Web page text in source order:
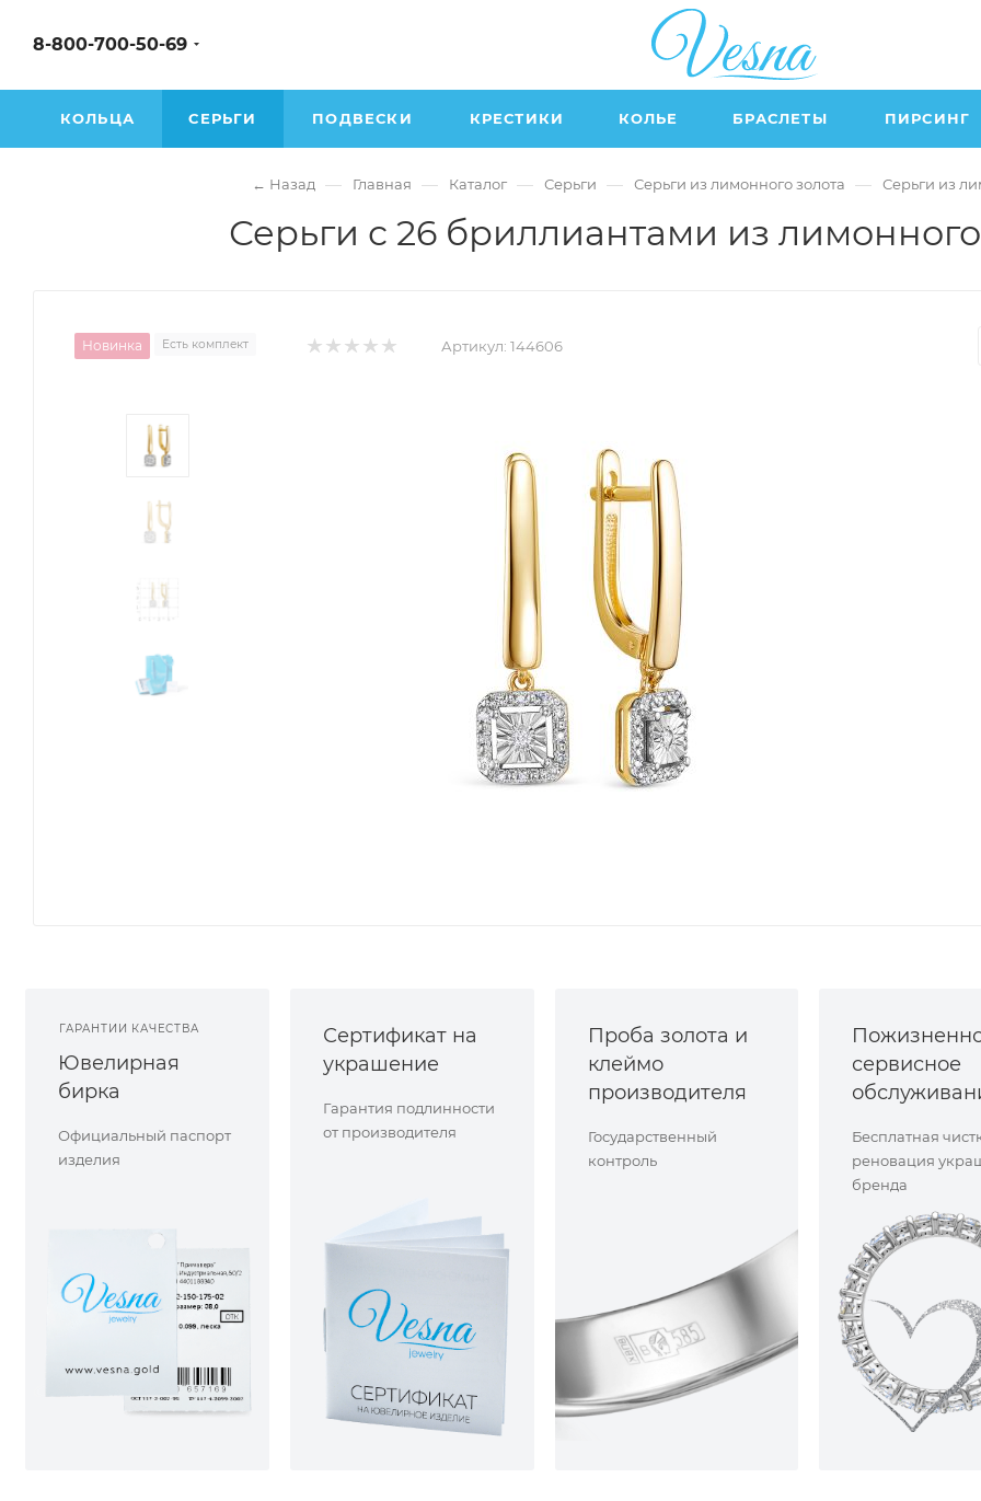
8-800-700-50-69
КОЛЬЦА СЕРЬГИ ПОДВЕСКИ КРЕСТИКИ КОЛЬЕ БРАСЛЕТЫ ПИРСИНГ
← Назад — Главная — Каталог — Серьги — Серьги из лимонного золота — Серьги из
Серьги с 26 бриллиантами из лимонного
Новинка Есть комплект Артикул: 144606
ГАРАНТИИ КАЧЕСТВА
Ювелирная
бирка
Официальный паспорт
изделия
Сертификат на
украшение
Гарантия подлинности
от производителя
Проба золота и
клеймо
производителя
Государственный
контроль
сервисное
Бесплатная
реновация
бренда